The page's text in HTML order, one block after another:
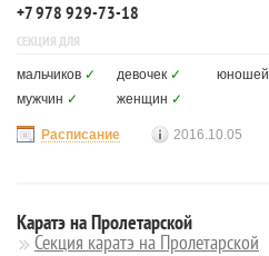
+7 978 929-73-18
СЕКЦИЯ ДЛЯ
мальчиков ✓ девочек ✓ юношей
мужчин ✓ женщин ✓
Расписание 2016.10.05
Каратэ на Пролетарской
Секция каратэ на Пролетарской